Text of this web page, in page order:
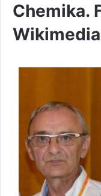
Chemika.